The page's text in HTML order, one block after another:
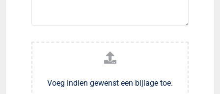
Voeg indien gewenst een bijlage toe.